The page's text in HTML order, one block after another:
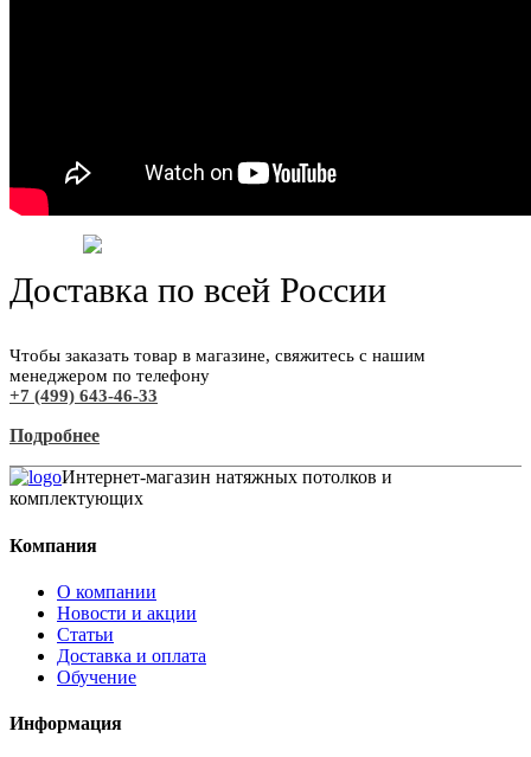
Доставка по всей России
Чтобы заказать товар в магазине, свяжитесь с нашим
менеджером по телефону
+7 (499) 643-46-33
Подробнее
Интернет-магазин натяжных потолков и
комплектующих
Компания
О компании
Новости и акции
Статьи
Доставка и оплата
Обучение
Информация